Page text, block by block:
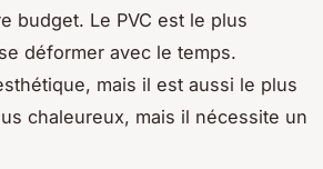
budget. Le PVC est le plus
déformer avec le temps.
mais il est aussi le plus
chaleureux, mais il nécessite un